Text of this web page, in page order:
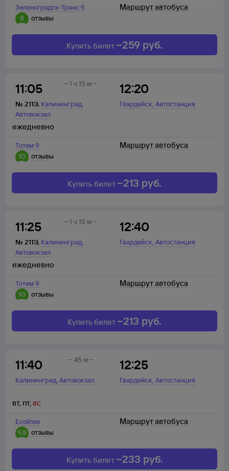
Зеленоградск-Транс 5
8
отзывы
Маршрут автобуса
Купить билет ~259 руб.
11:05
№ 211Э, Калининград,
Автовокзал
12:20
Гвардейск,Автостанция
1 ч 15 м
Тотем 9
10
отзывы
ежедневно
Маршрут автобуса
Купить билет ~213 руб.
11:25
№ 211Э, Калининград,
Автовокзал
12:40
Гвардейск,Автостанция
1 ч 15 м
Тотем 9
10
отзывы
ежедневно
Маршрут автобуса
Купить билет ~213 руб.
11:40
Калининград,Автовокзал
12:25
Гвардейск,Автостанция
45 м
Ecolines
9,8
отзывы
вт, пт, вс
Маршрут автобуса
Купить билет ~233 руб.